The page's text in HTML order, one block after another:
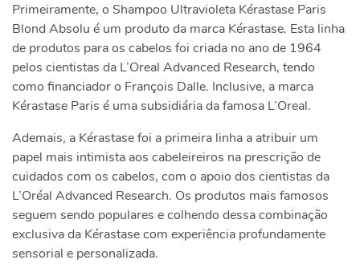
Primeiramente, o Shampoo Ultravioleta Kérastase Paris
Blond Absolu é um produto da marca Kérastase. Esta linha
de produtos para os cabelos foi criada no ano de 1964
pelos cientistas da L’Oreal Advanced Research, tendo
como financiador o François Dalle. Inclusive, a marca
Kérastase Paris é uma subsidiária da famosa L’Oreal.
Ademais, a Kérastase foi a primeira linha a atribuir um
papel mais intimista aos cabeleireiros na prescrição de
cuidados com os cabelos, com o apoio dos cientistas da
L’Oréal Advanced Research. Os produtos mais famosos
seguem sendo populares e colhendo dessa combinação
exclusiva da Kérastase com experiência profundamente
sensorial e personalizada.